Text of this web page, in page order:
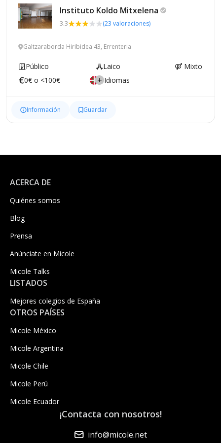
Instituto Koldo Mitxelena
3.3 (23 valoraciones)
Galtzaraborda Hiribidea 43, Errenteria
Público Laico
Mixto
0€ o <100€
Idiomas
Información Guardar
ACERCA DE
Quiénes somos
Blog
Prensa
Anúnciate en Micole
Micole Talks
LISTADOS
Mejores colegios de España
OTROS PAÍSES
Micole México
Micole Argentina
Micole Chile
Micole Perú
Micole Ecuador
¡Contacta con nosotros!
info@micole.net